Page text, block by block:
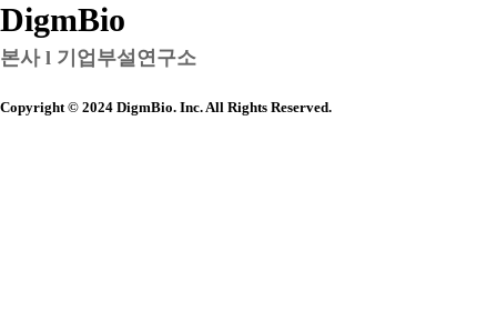
DigmBio
본사 l 기업부설연구소
Copyright © 2024 DigmBio. Inc. All Rights Reserved.